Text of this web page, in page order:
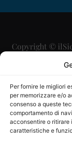
Per fornire le migliori
per memorizzare e/o
consenso a queste
comportamento di
acconsentire o ritirare
caratteristiche e
Copyright ©
Direttore